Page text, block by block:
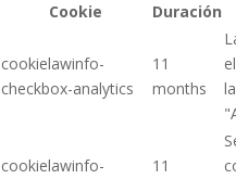
Cookie
Duración
cookielawinfo-
checkbox-analytics
11
months
cookielawinfo-
11